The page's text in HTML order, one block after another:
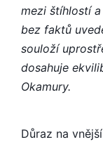
mezi štíhlostí
bez faktů
souloží
dosahuje
Okamury.
Důraz na